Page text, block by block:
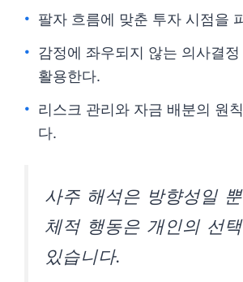
팔자 흐름에 맞춘 투자 시점을
감정에 좌우되지 않는 의사결
활용한다.
리스크 관리와 자금 배분의 원
다.
사주 해석은 방향성일
체적 행동은 개인의 선
있습니다.